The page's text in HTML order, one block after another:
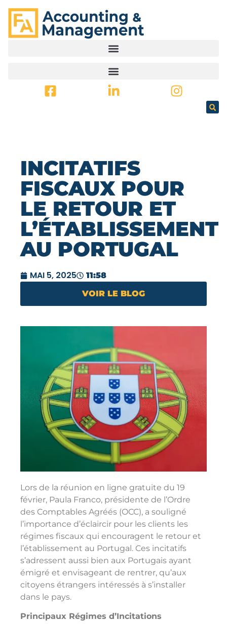
PRINCIPAL
INCITATIFS
FISCAUX POUR
LE RETOUR ET
L’ÉTABLISSEMENT
AU PORTUGAL
MAI 5, 2025
11:58
VOIR LE BLOG
Lors de la réunion en ligne gratuite du 19
février, Paula Franco, présidente de l’Ordre
des Comptables Agréés (OCC), a souligné
l’importance d’éclaircir pour les clients les
régimes fiscaux qui encouragent le retour et
l’établissement au Portugal. Ces incitatifs
s’adressent aussi bien aux Portugais ayant
émigré et envisageant de rentrer, qu’aux
citoyens étrangers intéressés à s’installer
dans le pays.
Principaux Régimes d’Incitations